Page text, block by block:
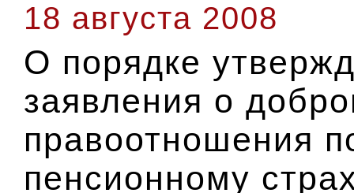
18 августа 2008
О порядке
заявления о
правоотношения
пенсионному